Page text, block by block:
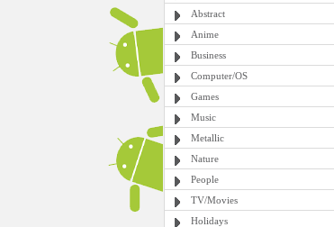
Abstract
Anime
Business
Computer/OS
Games
Music
Metallic
Nature
People
TV/Movies
Holidays